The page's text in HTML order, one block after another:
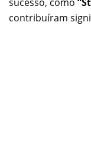
contribuíram